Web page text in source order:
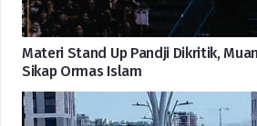
Materi Stand Up Pandji Dikritik,
Sikap Ormas Islam